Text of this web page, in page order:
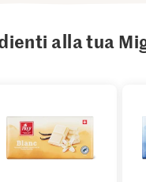
alla tua